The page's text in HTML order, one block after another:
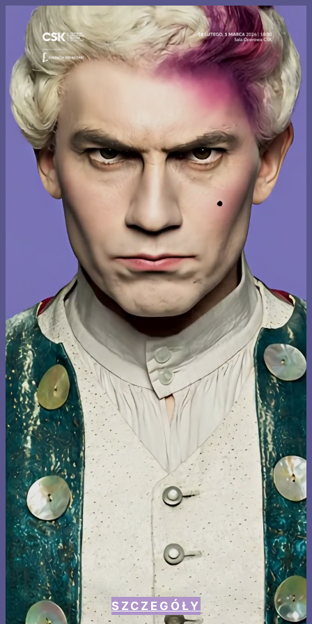
SZCZEGÓŁY